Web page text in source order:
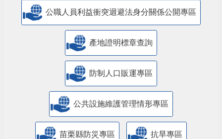
公職人員利益衝突迴避法身分關係公開專區
產地證明標章查詢
防制人口販運專區
​公共設施維護管理情形專區
苗栗縣防災專區 抗旱專區